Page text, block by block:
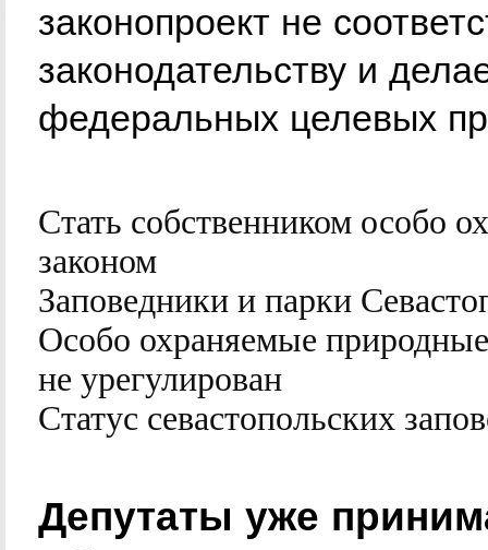
законопроект не
законодательству и
федеральных целевых
Стать собственником особо
законом
Заповедники и парки
Особо охраняемые
не урегулирован
Статус севастопольских
Депутаты уже